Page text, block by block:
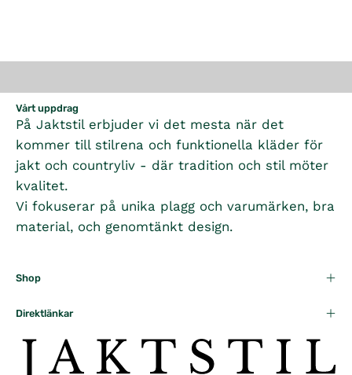
Vårt uppdrag
På Jaktstil erbjuder vi det mesta när det
kommer till stilrena och funktionella kläder för
jakt och countryliv - där tradition och stil möter
kvalitet.
Vi fokuserar på unika plagg och varumärken, bra
material, och genomtänkt design.
Shop
Direktlänkar